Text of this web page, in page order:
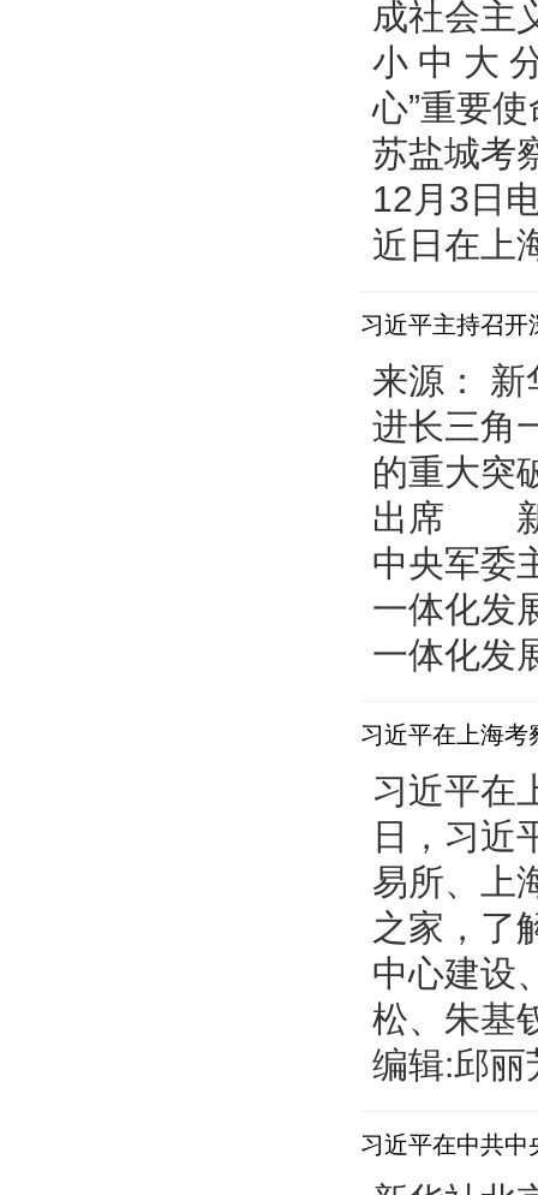
成社会主
小 中 大
心”重要
苏盐城考
12月3日
近日在上
习近平主持召开
来源：
进长三角
的重大突
出席 新
中央军委
一体化发
一体化发
习近平在上海考
习近平
日，习近
易所、上
之家，了
中心建设
松、朱基
编辑:邱
习近平在中共中